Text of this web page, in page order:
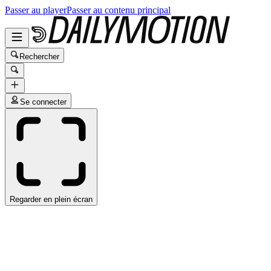
Passer au playerPasser au contenu principal
Rechercher
Se connecter
Regarder en plein écran